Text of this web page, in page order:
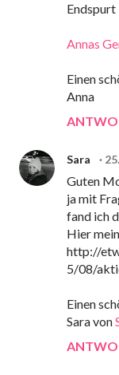
Endspurt
Annas
Einen
Anna
Sara
Guten
ja mit
fand ich
Hier
http://
5/08/
Einen
Sara von